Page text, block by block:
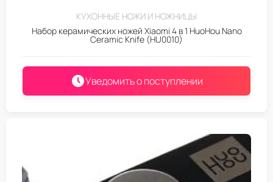
КУХОННЫЕ НОЖИ И НОЖНИЦЫ
Набор керамических ножей Xiaomi 4 в 1 HuoHou Nano
Ceramic Knife (HU0010)
Уведомить о поступлении